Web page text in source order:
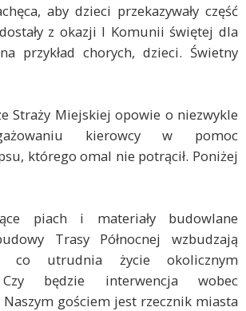
aby dzieci przekazywały część
z okazji I Komunii świętej dla
przykład chorych, dzieci. Świetny
Straży Miejskiej opowie o niezwykle
kierowcy w pomoc
którego omal nie potrącił. Poniżej
piach i materiały budowlane
Trasy Północnej wzbudzają
co utrudnia życie okolicznym
Czy będzie interwencja wobec
Naszym gościem jest rzecznik miasta